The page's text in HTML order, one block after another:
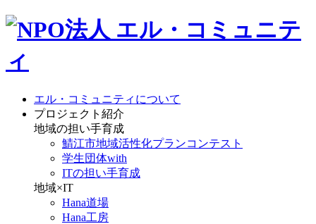
エル・コミュニティについて
プロジェクト紹介
地域の担い手育成
鯖江市地域活性化プランコンテスト
学生団体with
ITの担い手育成
地域×IT
Hana道場
Hana工房